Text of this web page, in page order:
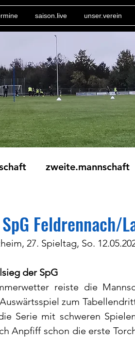
saison.live unser.verein
zweite.mannschaft
Feldrennach/
27. Spieltag, So.
der SpG
reiste die
zum
Serie mit schweren
Anpfiff schon die erste